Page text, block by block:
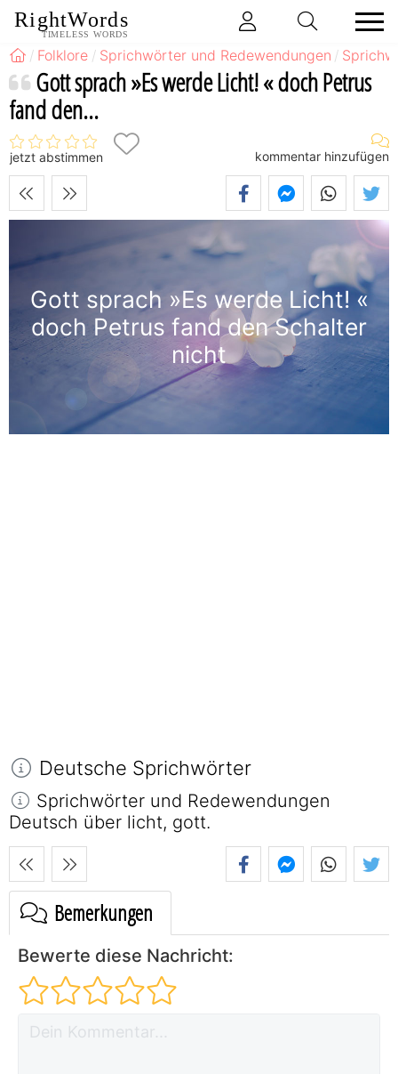
RightWords
TIMELESS WORDS
Folklore Sprichwörter und Redewendungen
Gott sprach »Es werde Licht! « doch Petrus
fand den...
jetzt abstimmen kommentar hinzufügen
Gott sprach »Es werde Licht! «
doch Petrus fand den Schalter
nicht
Deutsche Sprichwörter
Sprichwörter und Redewendungen
Deutsch über licht, gott.
Bemerkungen
Bewerte diese Nachricht: